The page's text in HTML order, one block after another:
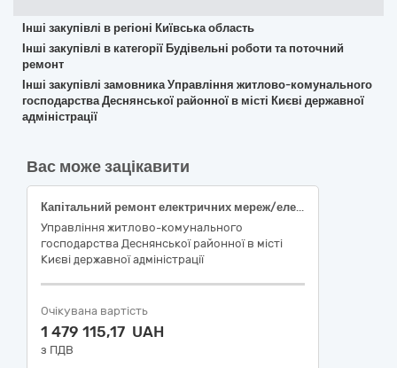
Інші закупівлі в регіоні Київська область
Інші закупівлі в категорії Будівельні роботи та поточний
ремонт
Інші закупівлі замовника Управління житлово-комунального
господарства Деснянської районної в місті Києві державної
адміністрації
Вас може зацікавити
Капітальний ремонт електричних мереж/електрощитових (підготовка до опалювального сезону та заходи з енергозбереження) житлового будинку за адресою: просп. Червоної Калини, 81/11 Деснянського району міста Києва
Управління житлово-комунального
господарства Деснянської районної в місті
Києві державної адміністрації
Очікувана вартість
1 479 115,17 UAH
з ПДВ